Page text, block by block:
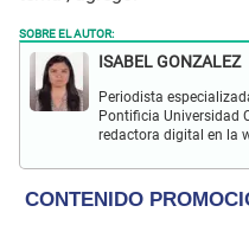
SOBRE EL AUTOR:
ISABEL GONZALEZ
Periodista
Pontificia Universidad
redactora digital en la
sociales y nuevas